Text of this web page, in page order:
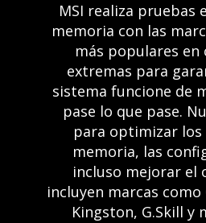
MSI realiza pruebas
memoria con las
más populares en
extremas para
sistema funcione de
pase lo que pase.
para optimizar los
memoria, las
incluso mejorar el
incluyen marcas
Kingston, G.Skill y